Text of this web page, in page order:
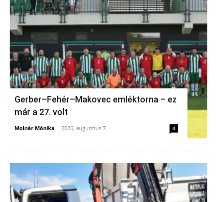
Gerber–Fehér–Makovec emléktorna – ez
már a 27. volt
Molnár Mónika - 2026, augusztus 7. 0